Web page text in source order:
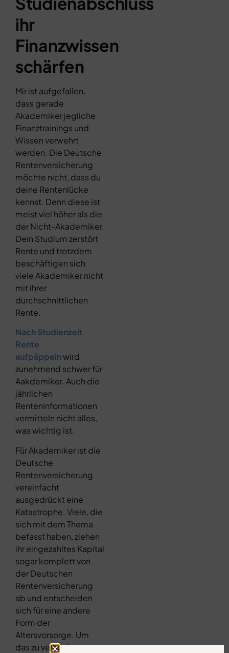
ihr
Finanzwissen
schärfen
Mir ist aufgefallen,
dass gerade
Akademiker jegliche
Finanztrainings und
Wissen verwehrt
werden. Die Deutsche
Rentenversicherung
möchte nicht, dass du
deine Rentenlücke
kennst. Denn diese ist
meist viel höher als die
der Nicht-Akademiker.
Dein Studium zerstört
Rente und trotzdem
beschäftigen sich
viele Akademiker nicht
mit ihrer
durchschnittlichen
Rente.
Nach Studienzeit
Rente
aufpäppelnwird
zunehmend schwer für
Aakdemiker. Auch die
jährlichen
Renteninformationen
vermitteln nicht alles,
was wichtig ist.
Für Akademiker ist die
Deutsche
Rentenversicherung
vereinfacht
ausgedrückt eine
Katastrophe. Viele, die
sich mit dem Thema
befasst haben, ziehen
ihr eingezahltes Kapital
sogar komplett von
der Deutschen
Rentenversicherung
ab und entscheiden
sich für eine andere
Form der
Altersvorsorge. Um
das zu verhindern, tun